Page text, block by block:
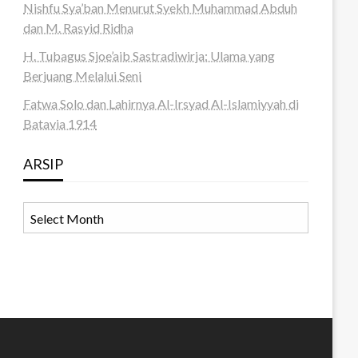
Nishfu Sya’ban Menurut Syekh Muhammad Abduh
dan M. Rasyid Ridha
H. Tubagus Sjoe’aib Sastradiwirja: Ulama yang
Berjuang Melalui Seni
Fatwa Solo dan Lahirnya Al-Irsyad Al-Islamiyyah di
Batavia 1914
ARSIP